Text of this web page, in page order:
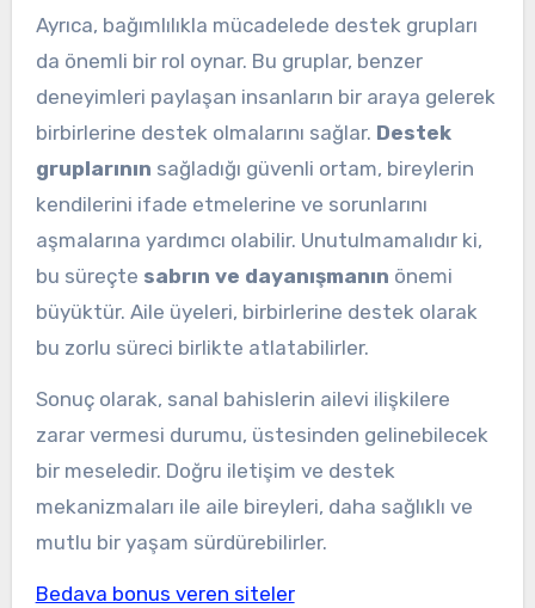
Ayrıca, bağımlılıkla mücadelede destek grupları
da önemli bir rol oynar. Bu gruplar, benzer
deneyimleri paylaşan insanların bir araya gelerek
birbirlerine destek olmalarını sağlar. Destek
gruplarının sağladığı güvenli ortam, bireylerin
kendilerini ifade etmelerine ve sorunlarını
aşmalarına yardımcı olabilir. Unutulmamalıdır ki,
bu süreçte sabrın ve dayanışmanın önemi
büyüktür. Aile üyeleri, birbirlerine destek olarak
bu zorlu süreci birlikte atlatabilirler.
Sonuç olarak, sanal bahislerin ailevi ilişkilere
zarar vermesi durumu, üstesinden gelinebilecek
bir meseledir. Doğru iletişim ve destek
mekanizmaları ile aile bireyleri, daha sağlıklı ve
mutlu bir yaşam sürdürebilirler.
Bedava bonus veren siteler